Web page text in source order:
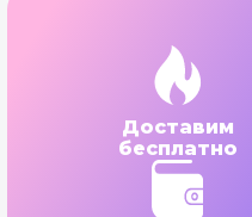
Доставим
бесплатно